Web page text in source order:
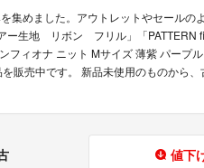
集めました。アウトレットやセールの
生地 リボン フリル」「PATTERN
フィオナ ニット Mサイズ 薄紫 パープ
販売中です。 新品未使用のものから、
値下